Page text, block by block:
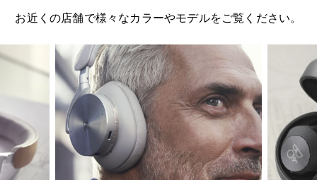
お近くの店舗で様々なカラーやモデルをご覧ください。